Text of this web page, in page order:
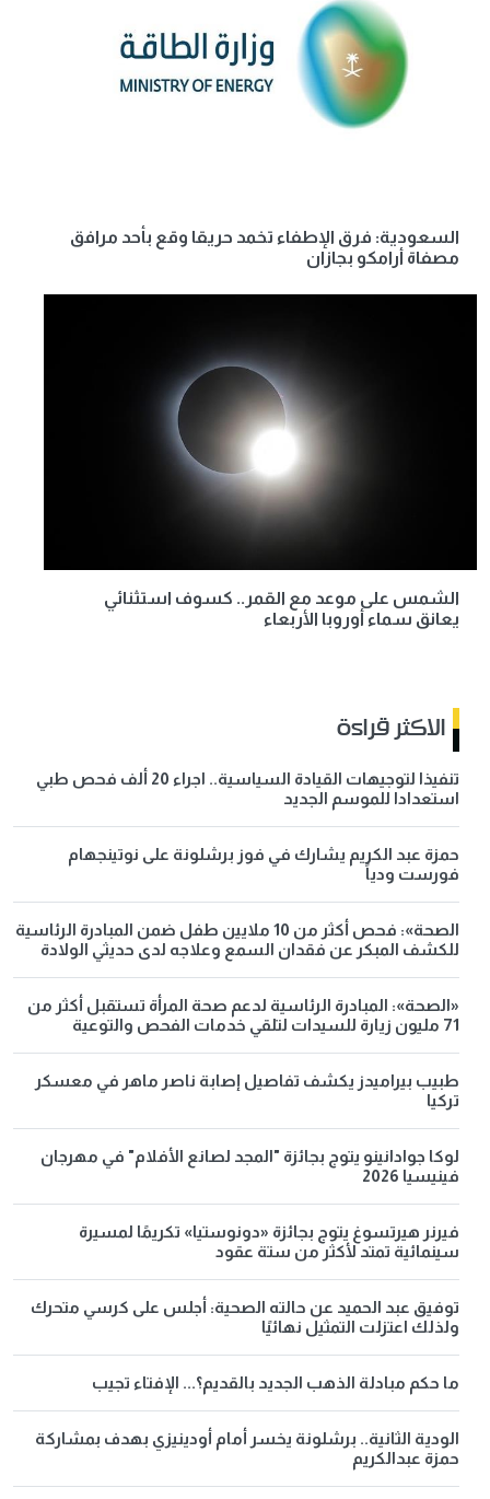
السعودية: فرق الإطفاء تخمد حريقا وقع بأحد مرافق
مصفاة أرامكو بجازان
الشمس على موعد مع القمر.. كسوف استثنائي
يعانق سماء أوروبا الأربعاء
الاكثر قراءة
تنفيذا لتوجيهات القيادة السياسية.. اجراء 20 ألف فحص طبي
استعدادا للموسم الجديد
حمزة عبد الكريم يشارك في فوز برشلونة على نوتينجهام
فورست ودياً
الصحة»: فحص أكثر من 10 ملايين طفل ضمن المبادرة الرئاسية
للكشف المبكر عن فقدان السمع وعلاجه لدى حديثي الولادة
«الصحة»: المبادرة الرئاسية لدعم صحة المرأة تستقبل أكثر من
71 مليون زيارة للسيدات لتلقي خدمات الفحص والتوعية
طبيب بيراميدز يكشف تفاصيل إصابة ناصر ماهر في معسكر
تركيا
لوكا جوادانينو يتوج بجائزة "المجد لصانع الأفلام" في مهرجان
فينيسيا 2026
فيرنر هيرتسوغ يتوج بجائزة «دونوستيا» تكريمًا لمسيرة
سينمائية تمتد لأكثر من ستة عقود
توفيق عبد الحميد عن حالته الصحية: أجلس على كرسي متحرك
ولذلك اعتزلت التمثيل نهائيًا
ما حكم مبادلة الذهب الجديد بالقديم؟... الإفتاء تجيب
الودية الثانية.. برشلونة يخسر أمام أودينيزي بهدف بمشاركة
حمزة عبدالكريم